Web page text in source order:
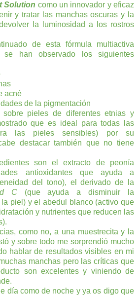
Solution como un innovador y eficaz
y tratar las manchas oscuras y la
la luminosidad a los rostros
de esta fórmula multiactiva
se han observado los siguientes
acné
de la pigmentación
pieles de diferentes etnias y
que es ideal para todas las
las pieles sensibles) por su
destacar también que no tiene
son el extracto de peonía
antioxidantes que ayuda a
del tono), el derivado de la
C (que ayuda a disminuir la
piel) y el abedul blanco (activo que
y nutrientes que reducen las
como no, a una muestrecita y la
y sobre todo me sorprendió mucho
hablar de resultados visibles en mi
manchas pero las críticas que
son excelentes y viniendo de
día como de noche y ya os digo que